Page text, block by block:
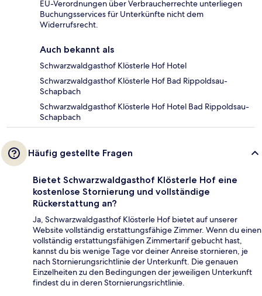
EU-Verordnungen über Verbraucherrechte unterliegen
Buchungsservices für Unterkünfte nicht dem
Widerrufsrecht.
Auch bekannt als
Schwarzwaldgasthof Klösterle Hof Hotel
Schwarzwaldgasthof Klösterle Hof Bad Rippoldsau-
Schapbach
Schwarzwaldgasthof Klösterle Hof Hotel Bad Rippoldsau-
Schapbach
Häufig gestellte Fragen
Bietet Schwarzwaldgasthof Klösterle Hof eine
kostenlose Stornierung und vollständige
Rückerstattung an?
Ja, Schwarzwaldgasthof Klösterle Hof bietet auf unserer
Website vollständig erstattungsfähige Zimmer. Wenn du einen
vollständig erstattungsfähigen Zimmertarif gebucht hast,
kannst du bis wenige Tage vor deiner Anreise stornieren, je
nach Stornierungsrichtlinie der Unterkunft. Die genauen
Einzelheiten zu den Bedingungen der jeweiligen Unterkunft
findest du in deren Stornierungsrichtlinie.